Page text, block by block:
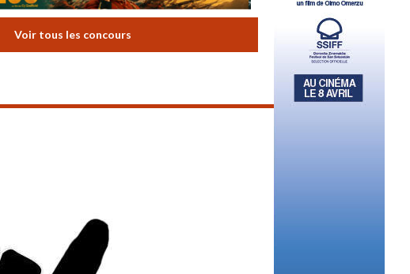
Voir tous les concours